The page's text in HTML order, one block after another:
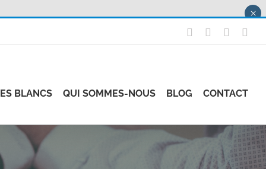
LinkedIn
BLANCS QUI SOMMES-NOUS BLOG CONTACT
×